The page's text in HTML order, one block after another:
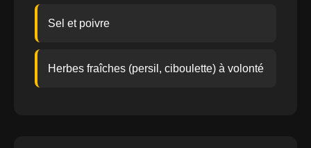
Sel et poivre
Herbes fraîches (persil, ciboulette) à volonté